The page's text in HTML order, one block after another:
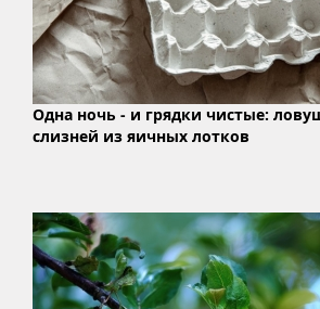
Одна ночь - и грядки чистые:
слизней из яичных лотков